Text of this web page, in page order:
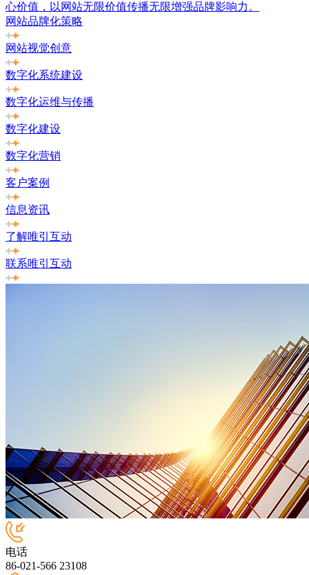
心价值，以网站无限价值传播无限增强品牌影响力。
网站品牌化策略
网站视觉创意
数字化系统建设
数字化运维与传播
数字化建设
数字化营销
客户案例
信息资讯
了解唯引互动
联系唯引互动
电话
86-021-566 23108